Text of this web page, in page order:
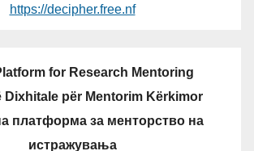
https://decipher.free.nf
for Research Mentoring
Dixhitale për Mentorim Kërkimor
платформа за менторство на
истражувања